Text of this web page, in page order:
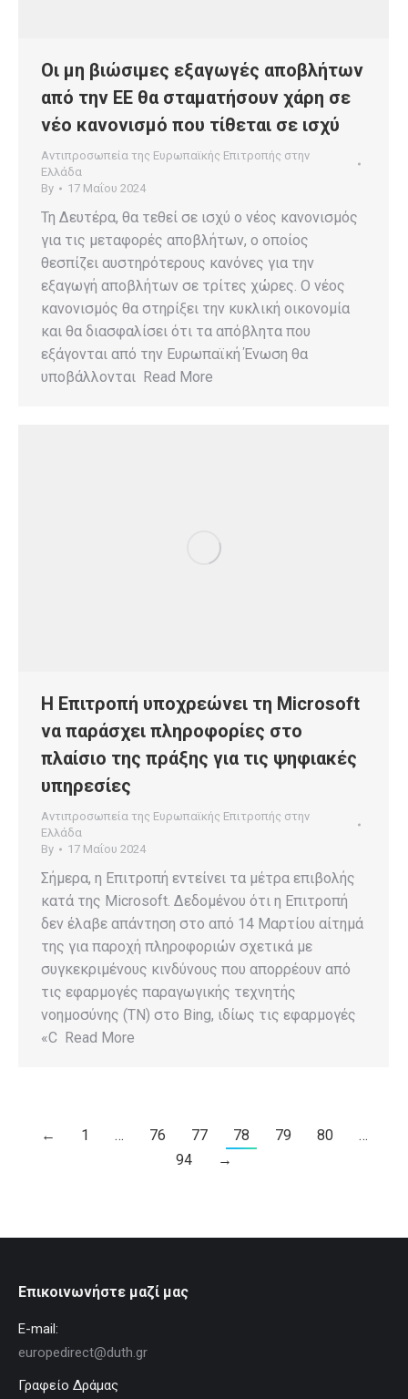
Οι μη βιώσιμες εξαγωγές αποβλήτων
από την ΕΕ θα σταματήσουν χάρη σε
νέο κανονισμό που τίθεται σε ισχύ
Αντιπροσωπεία της Ευρωπαϊκής Επιτροπής στην
Ελλάδα
By
17 Μαΐου 2024
Τη Δευτέρα, θα τεθεί σε ισχύ ο νέος κανονισμός
για τις μεταφορές αποβλήτων, ο οποίος
θεσπίζει αυστηρότερους κανόνες για την
εξαγωγή αποβλήτων σε τρίτες χώρες. Ο νέος
κανονισμός θα στηρίξει την κυκλική οικονομία
και θα διασφαλίσει ότι τα απόβλητα που
εξάγονται από την Ευρωπαϊκή Ένωση θα
υποβάλλονται Read More
Η Επιτροπή υποχρεώνει τη Microsoft
να παράσχει πληροφορίες στο
πλαίσιο της πράξης για τις ψηφιακές
υπηρεσίες
Αντιπροσωπεία της Ευρωπαϊκής Επιτροπής στην
Ελλάδα
By
17 Μαΐου 2024
Σήμερα, η Επιτροπή εντείνει τα μέτρα επιβολής
κατά της Microsoft. Δεδομένου ότι η Επιτροπή
δεν έλαβε απάντηση στο από 14 Μαρτίου αίτημά
της για παροχή πληροφοριών σχετικά με
συγκεκριμένους κινδύνους που απορρέουν από
τις εφαρμογές παραγωγικής τεχνητής
νοημοσύνης (ΤΝ) στο Bing, ιδίως τις εφαρμογές
«C Read More
← 1 … 76 77 78 79 80
…
94
→
Επικοινωνήστε μαζί μας
E-mail:
europedirect@duth.gr
Γραφείο Δράμας